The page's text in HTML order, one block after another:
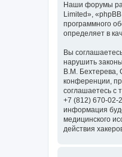
Наши форумы
Limited»,
программного
определяет в
Вы
нарушить
В.М. Бехтерева,
конференции,
соглашаетесь с
+7 (812) 670-02-
информация
медицинского
действия